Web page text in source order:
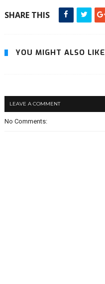
SHARE THIS
YOU MIGHT ALSO LIKE
LEAVE A COMMENT
No Comments: